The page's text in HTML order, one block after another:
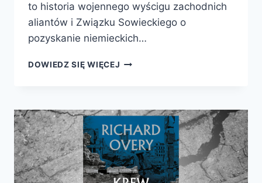
to historia wojennego wyścigu zachodnich
aliantów i Związku Sowieckiego o
pozyskanie niemieckich…
DOWIEDZ SIĘ WIĘCEJ POLOWANIE